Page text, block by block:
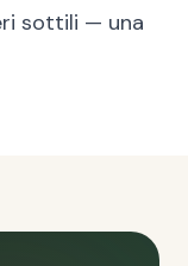
sottili — una